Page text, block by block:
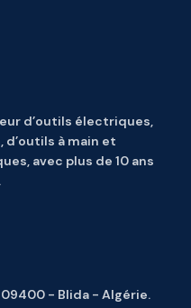
d’outils électriques,
à main et
avec plus de 10 ans
- Blida - Algérie.